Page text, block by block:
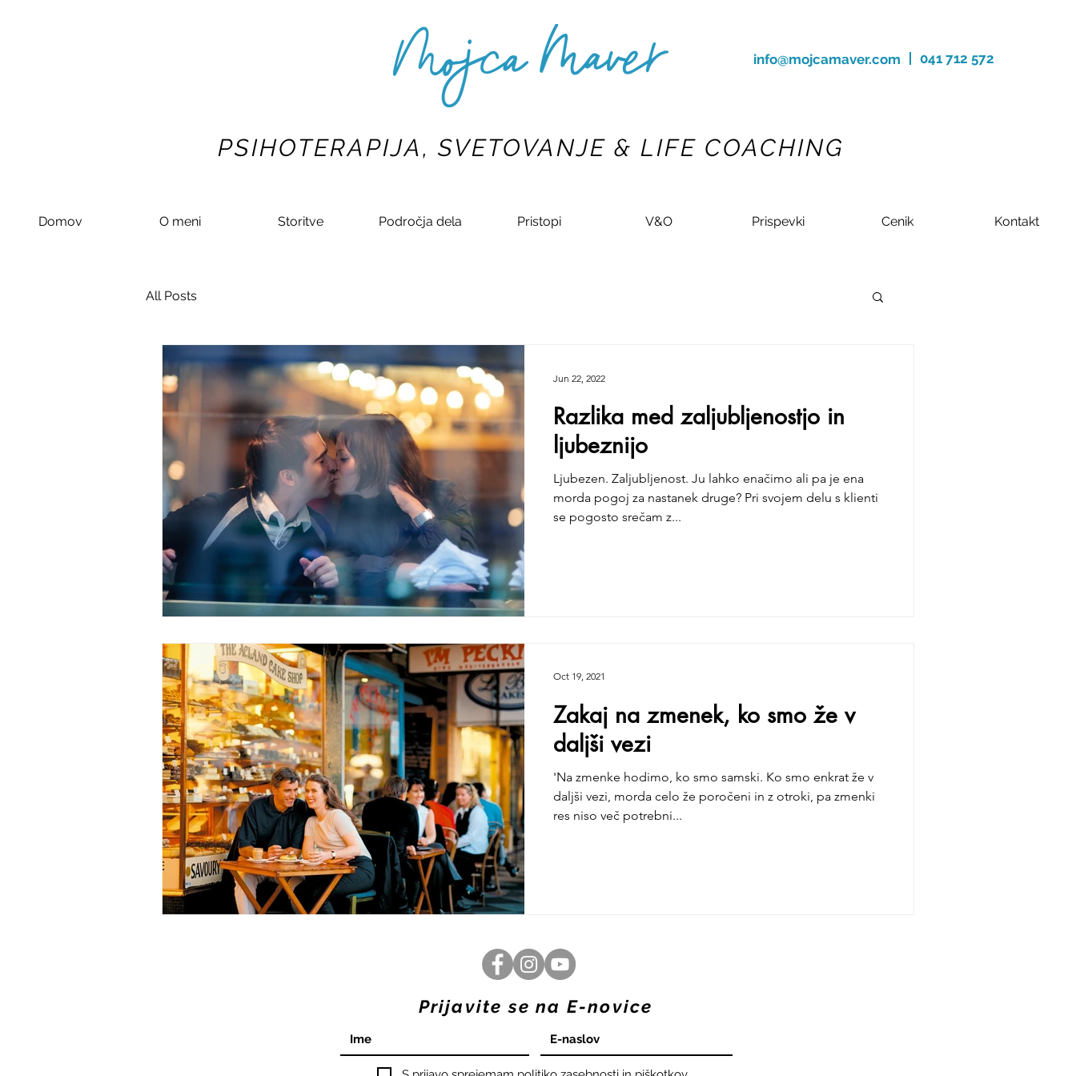
info@mojcamaver.com 041 712 572
PSIHOTERAPIJA, SVETOVANJE & LIFE COACHING
Domov O meni Storitve Področja dela Pristopi V&O Prispevki Cenik Kontakt
All Posts
Razlika med zaljubljenostjo in
ljubeznijo
Ljubezen. Zaljubljenost. Ju lahko enačimo ali pa je ena
morda pogoj za nastanek druge? Pri svojem delu s klienti
se pogosto srečam z...
Jun 22, 2022
Zakaj na zmenek, ko smo že v
daljši vezi
'Na zmenke hodimo, ko smo samski. Ko smo enkrat že v
daljši vezi, morda celo že poročeni in z otroki, pa zmenki
res niso več potrebni...
Oct 19, 2021
Prijavite se na E-novice